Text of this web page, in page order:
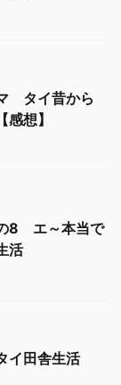
タイ昔から
想】
8 エ～本当で
活
イ田舎生活